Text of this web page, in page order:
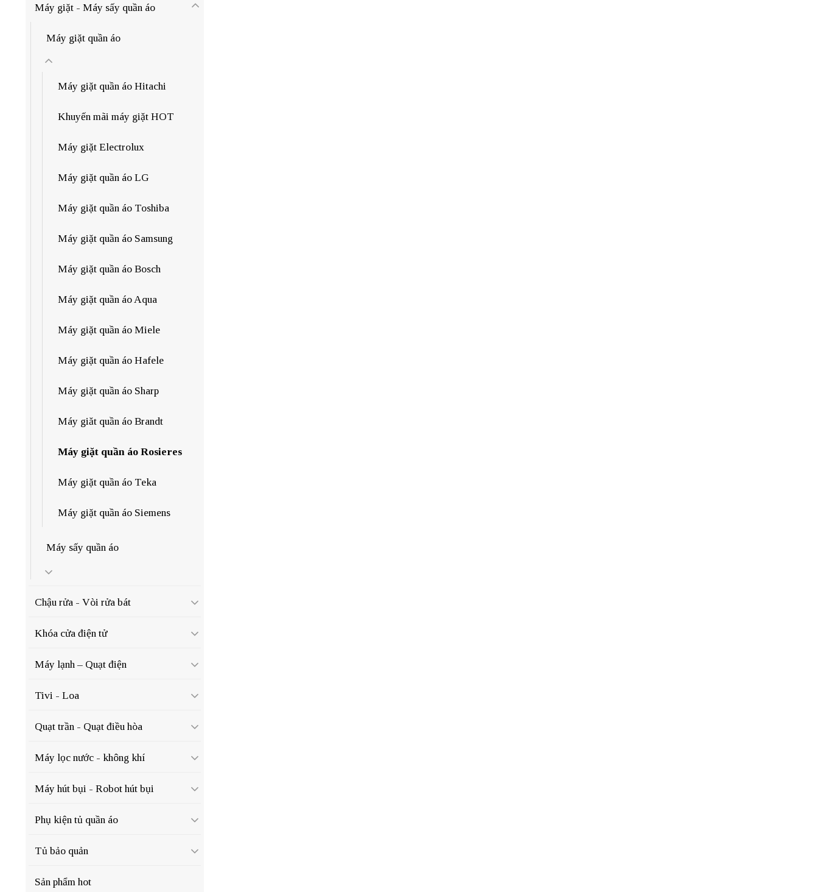
Máy giặt - Máy sấy quần áo
Máy giặt quần áo
Máy giặt quần áo Hitachi
Khuyến mãi máy giặt HOT
Máy giặt Electrolux
Máy giặt quần áo LG
Máy giặt quần áo Toshiba
Máy giặt quần áo Samsung
Máy giặt quần áo Bosch
Máy giặt quần áo Aqua
Máy giặt quần áo Miele
Máy giặt quần áo Hafele
Máy giặt quần áo Sharp
Máy giăt quần áo Brandt
Máy giặt quần áo Rosieres
Máy giặt quần áo Teka
Máy giặt quần áo Siemens
Máy sấy quần áo
Chậu rửa - Vòi rửa bát
Khóa cửa điện tử
Máy lạnh – Quạt điện
Tivi - Loa
Quạt trần - Quạt điều hòa
Máy lọc nước - không khí
Máy hút bụi - Robot hút bụi
Phụ kiện tủ quần áo
Tủ bảo quản
Sản phẩm hot